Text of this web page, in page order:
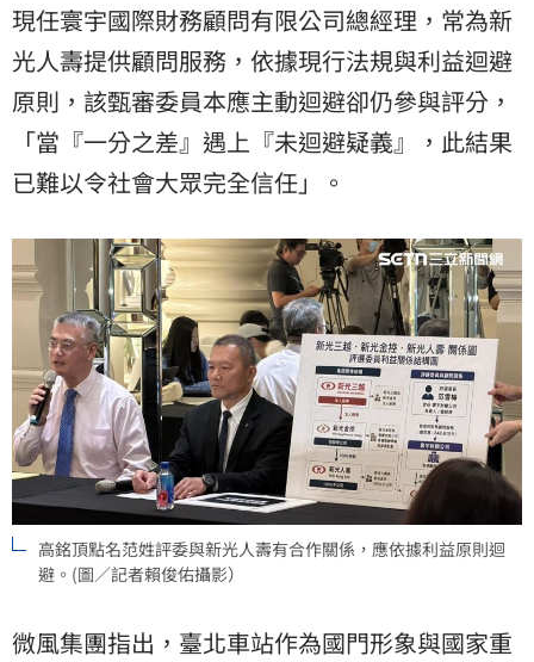
現任寰宇國際財務顧問有限公司總經理，常為新
光人壽提供顧問服務，依據現行法規與利益迴避
原則，該甄審委員本應主動迴避卻仍參與評分，
「當『一分之差』遇上『未迴避疑義』，此結果
已難以令社會大眾完全信任」。
高銘頂點名范姓評委與新光人壽有合作關係，應依據利益原則迴
避。(圖／記者賴俊佑攝影）
微風集團指出，臺北車站作為國門形象與國家重